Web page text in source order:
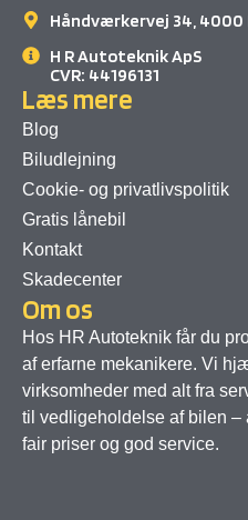
Håndværkervej 34, 4000
H R Autoteknik ApS
CVR: 44196131
Læs mere
Blog
Biludlejning
Cookie- og privatlivspolitik
Gratis lånebil
Kontakt
Skadecenter
Om os
Hos HR Autoteknik får du
af erfarne mekanikere. Vi
virksomheder med alt fra
til vedligeholdelse af bilen –
fair priser og god service.